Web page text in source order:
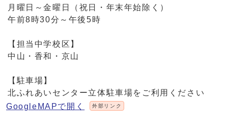
月曜日～金曜日（祝日・年末年始除く）
午前8時30分～午後5時
【担当中学校区】
中山・香和・京山
【駐車場】
北ふれあいセンター立体駐車場をご利用ください
GoogleMAPで開く
外部リンク